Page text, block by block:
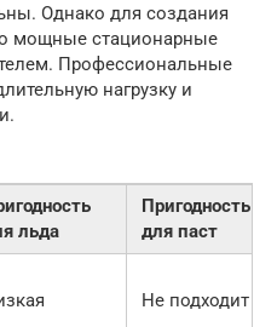
Однако для создания
мощные стационарные
Профессиональные
нагрузку и
льда
Пригодность
для паст
Не подходит